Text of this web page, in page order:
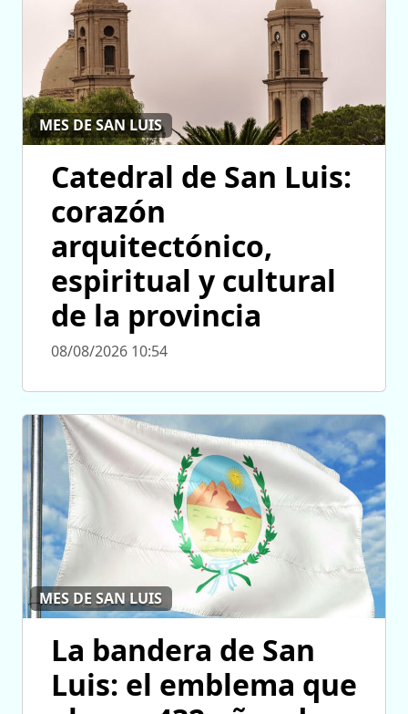
MES DE SAN LUIS
Catedral de San Luis:
corazón
arquitectónico,
espiritual y cultural
de la provincia
08/08/2026 10:54
MES DE SAN LUIS
La bandera de San
Luis: el emblema que